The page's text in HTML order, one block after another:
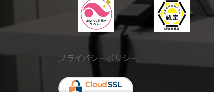
プライバシーポリシー